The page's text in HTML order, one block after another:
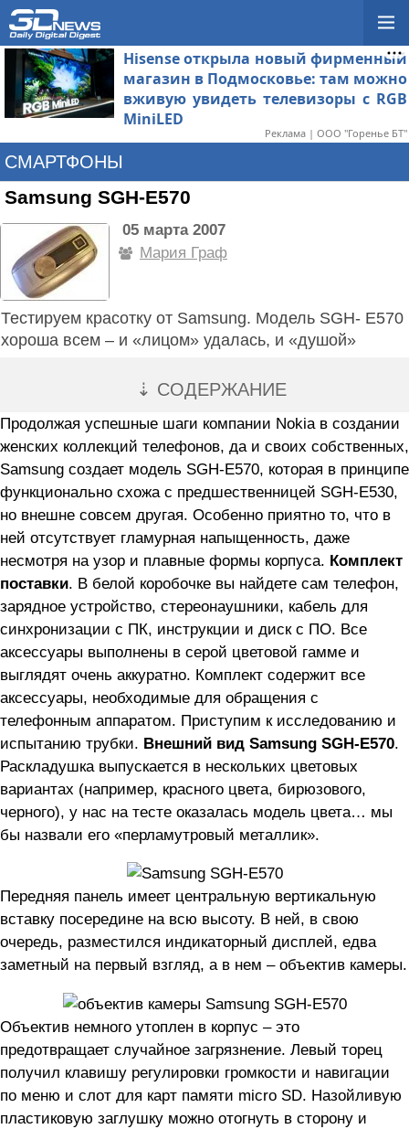
Hisense открыла новый фирменный
магазин в Подмосковье: там можно
вживую увидеть телевизоры с RGB
MiniLED
Реклама | ООО "Горенье БТ"
СМАРТФОНЫ
Samsung SGH-E570
05 марта 2007
Мария Граф
Тестируем красотку от Samsung. Модель SGH- E570
хороша всем – и «лицом» удалась, и «душой»
⇣ СОДЕРЖАНИЕ
Продолжая успешные шаги компании Nokia в создании
женских коллекций телефонов, да и своих собственных,
Samsung создает модель SGH-E570, которая в принципе
функционально схожа с предшественницей SGH-E530,
но внешне совсем другая. Особенно приятно то, что в
ней отсутствует гламурная напыщенность, даже
несмотря на узор и плавные формы корпуса. Комплект
поставки. В белой коробочке вы найдете сам телефон,
зарядное устройство, стереонаушники, кабель для
синхронизации с ПК, инструкции и диск с ПО. Все
аксессуары выполнены в серой цветовой гамме и
выглядят очень аккуратно. Комплект содержит все
аксессуары, необходимые для обращения с
телефонным аппаратом. Приступим к исследованию и
испытанию трубки. Внешний вид Samsung SGH-E570.
Раскладушка выпускается в нескольких цветовых
вариантах (например, красного цвета, бирюзового,
черного), у нас на тесте оказалась модель цвета… мы
бы назвали его «перламутровый металлик».
Передняя панель имеет центральную вертикальную
вставку посередине на всю высоту. В ней, в свою
очередь, разместился индикаторный дисплей, едва
заметный на первый взгляд, а в нем – объектив камеры.
Объектив немного утоплен в корпус – это
предотвращает случайное загрязнение. Левый торец
получил клавишу регулировки громкости и навигации
по меню и слот для карт памяти micro SD. Назойливую
пластиковую заглушку можно отогнуть в сторону и